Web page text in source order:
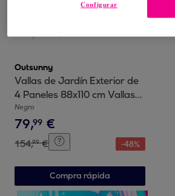
Outsunny
Vallas de Jardín Exterior de
4 Paneles 88x110 cm Vallas
de Jardín Metálicas Vallas
Decorativas con ángulo
Ajustable para Patio Terraza
Negro
Negro
79,99 €
154,99 € -48%
Compra rápida
Configurar